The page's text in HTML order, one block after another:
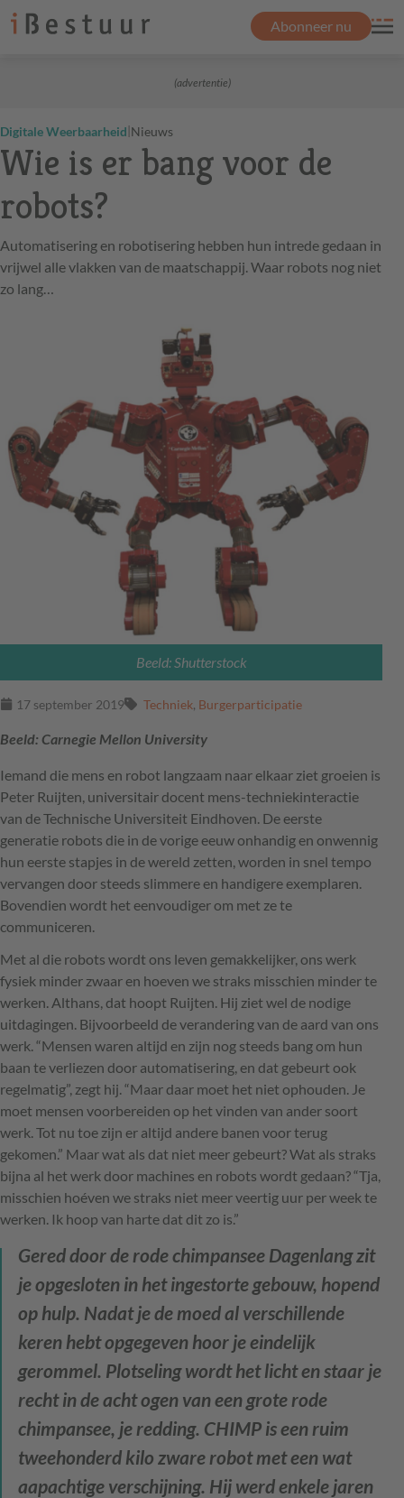
Abonneer nu
(advertentie)
Digitale Weerbaarheid|Nieuws
Wie is er bang voor de
robots?
Automatisering en robotisering hebben hun intrede gedaan in
vrijwel alle vlakken van de maatschappij. Waar robots nog niet
zo lang…
Beeld: Shutterstock
17 september 2019 Techniek, Burgerparticipatie
Beeld: Carnegie Mellon University
Iemand die mens en robot langzaam naar elkaar ziet groeien is
Peter Ruijten, universitair docent mens-techniekinteractie
van de Technische Universiteit Eindhoven. De eerste
generatie robots die in de vorige eeuw onhandig en onwennig
hun eerste stapjes in de wereld zetten, worden in snel tempo
vervangen door steeds slimmere en handigere exemplaren.
Bovendien wordt het eenvoudiger om met ze te
communiceren.
Met al die robots wordt ons leven gemakkelijker, ons werk
fysiek minder zwaar en hoeven we straks misschien minder te
werken. Althans, dat hoopt Ruijten. Hij ziet wel de nodige
uitdagingen. Bijvoorbeeld de verandering van de aard van ons
werk. “Mensen waren altijd en zijn nog steeds bang om hun
baan te verliezen door automatisering, en dat gebeurt ook
regelmatig”, zegt hij. “Maar daar moet het niet ophouden. Je
moet mensen voorbereiden op het vinden van ander soort
werk. Tot nu toe zijn er altijd andere banen voor terug
gekomen.” Maar wat als dat niet meer gebeurt? Wat als straks
bijna al het werk door machines en robots wordt gedaan? “Tja,
misschien hoéven we straks niet meer veertig uur per week te
werken. Ik hoop van harte dat dit zo is.”
Gered door de rode chimpansee Dagenlang zit
je opgesloten in het ingestorte gebouw, hopend
op hulp. Nadat je de moed al verschillende
keren hebt opgegeven hoor je eindelijk
gerommel. Plotseling wordt het licht en staar je
recht in de acht ogen van een grote rode
chimpansee, je redding. CHIMP is een ruim
tweehonderd kilo zware robot met een wat
aapachtige verschijning. Hij werd enkele jaren